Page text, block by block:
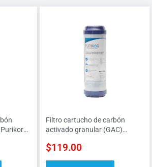
Filtro cartucho de carbón
activado granular (GAC)
$119.00